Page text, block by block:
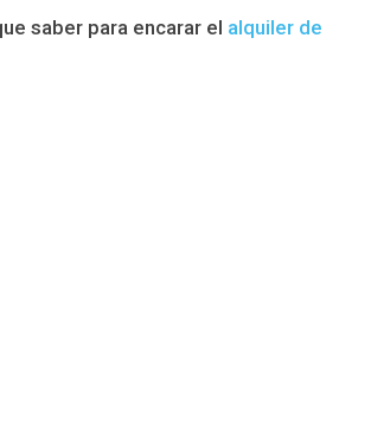
saber para encarar el alquiler de